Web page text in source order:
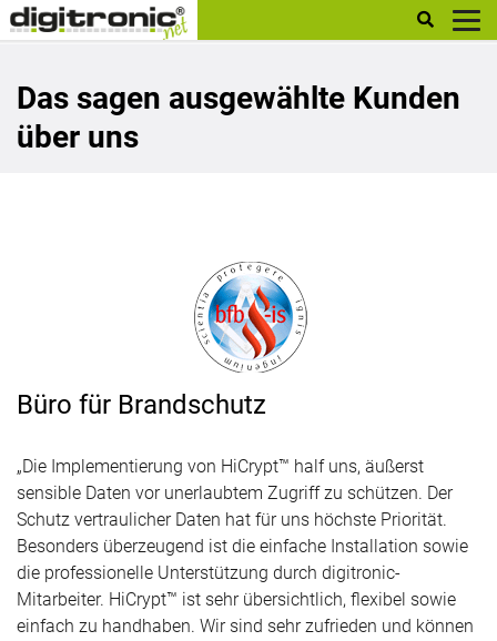
digitronic
Das sagen ausgewählte Kunden
über uns
Büro für Brandschutz
„Die Implementierung von HiCrypt™ half uns, äußerst
sensible Daten vor unerlaubtem Zugriff zu schützen. Der
Schutz vertraulicher Daten hat für uns höchste Priorität.
Besonders überzeugend ist die einfache Installation sowie
die professionelle Unterstützung durch digitronic-
Mitarbeiter. HiCrypt™ ist sehr übersichtlich, flexibel sowie
einfach zu handhaben. Wir sind sehr zufrieden und können